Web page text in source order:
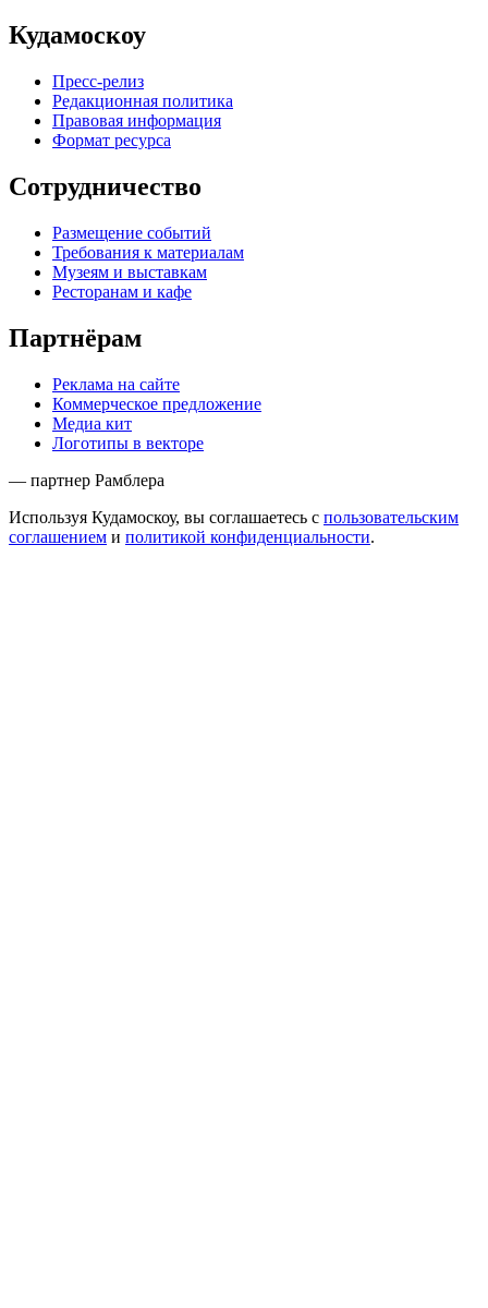
Кудамоскоу
Пресс-релиз
Редакционная политика
Правовая информация
Формат ресурса
Сотрудничество
Размещение событий
Требования к материалам
Музеям и выставкам
Ресторанам и кафе
Партнёрам
Реклама на сайте
Коммерческое предложение
Медиа кит
Логотипы в векторе
— партнер Рамблера
Используя Кудамоскоу, вы соглашаетесь с пользовательским
соглашением и политикой конфиденциальности.